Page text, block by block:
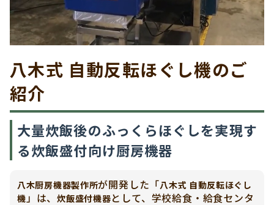
八木式 自動反転ほぐし機のご
紹介
大量炊飯後のふっくらほぐしを実現す
る炊飯盛付向け厨房機器
八木厨房機器製作所が開発した「八木式 自動反転ほぐし
機 」は、炊飯盛付機器として、学校給食・給食センタ